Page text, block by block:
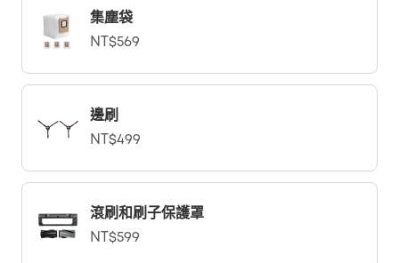
集塵袋
NT$569
邊刷
NT$499
滾刷和刷子保護罩
NT$599